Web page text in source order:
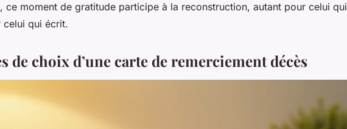
ce moment de gratitude participe à la reconstruction, autant pour celui qui
celui qui écrit.
de choix d’une carte de remerciement décès